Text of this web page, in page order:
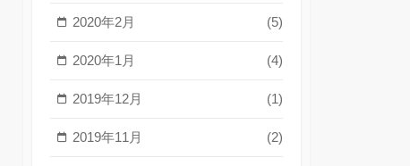
2020年2月 (5)
2020年1月 (4)
2019年12月 (1)
2019年11月 (2)